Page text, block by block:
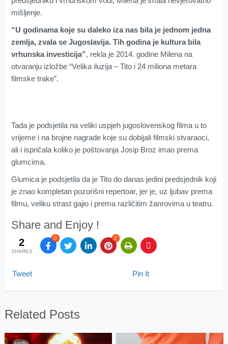
mišljenje.
“U godinama koje su daleko iza nas bila je jednom jedna
zemlja, zvala se Jugoslavija. Tih godina je kultura bila
vrhunska investicija”, rekla je 2014. godine Milena na
otvaranju izložbe “Velika iluzija – Tito i 24 miliona metara
filmske trake”.
Tada je podsjetila na veliki uspjeh jugoslovenskog filma u to
vrijeme i na brojne nagrade koje su dobijali filmski stvaraoci,
ali i ispričala koliko je poštovanja Josip Broz imao prema
glumcima.
Glumica je podsjetila da je Tito do danas jedini predsjednik koji
je znao kompletan pozorišni repertoar, jer je, uz ljubav prema
filmu, veliku strast gajio i prema različitim žanrovima u teatru.
Share and Enjoy !
2
SHARES
0 2
Tweet Pin It
Related Posts